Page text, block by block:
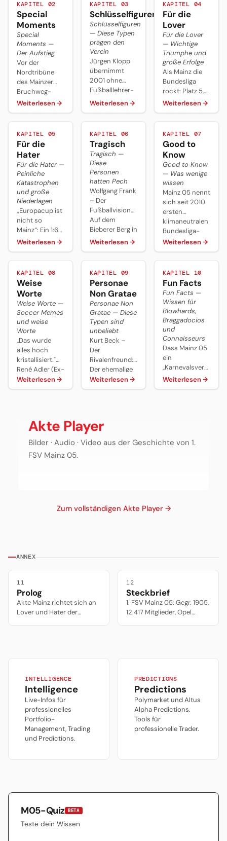
KAPITEL 02
Special
Moments
Special
Moments —
Der Aufstieg
Vor der
Nordtribüne
des Mainzer
Bruchweg-
Stadions steht
ein Mann im
Innenraum, der
mit seinem
cremefarbenen
Leder-Sakko
und
schwarzem
Hemd sofort
auffällt.
Weiterlesen→
KAPITEL 03
Schlüsselfiguren
Schlüsselfiguren
— Diese Typen
prägen den
Verein
Jürgen Klopp
übernimmt
2001 ohne
Fußballlehrer-
Lizenz, Thomas
für Europa,
Christian
Heidel ist 24
Jahre Manager,
Harald Strutz
29 Jahre
Präsident. Dazu
Dimo Wache,
André Schürrle
und Bo
Svensson.
Weiterlesen→
KAPITEL 04
Für die
Lover
Für die Lover
— Wichtige
Triumphe und
große Erfolge
Als Mainz die
Bundesliga
rockt: Platz 5,
58 Punkte, 18
Tordifferenz
bedeuten am
Saisonende
2010/11 die bis
heute beste
Ausbeute des 1.
Weiterlesen→
KAPITEL 05
Für die
Hater
Für die Hater —
Peinliche
Katastrophen
und große
Niederlagen
„Europacup ist
nicht so
Mainz“: Ein 1:6
beim RSC
(2015) ist
schlimmste
Pleite in einem
Europapokalspiel.
Weiterlesen→
KAPITEL 06
Tragisch
Tragisch —
Diese
Personen
hatten Pech
Wolfgang Frank
– Der
Fußballvisionär:
Auf dem
Bieberer Berg in
Offenbach wird
Offenbacher
Kickers gegen
die zweite
Mannschaft
von Mainz 05
eine
Schweigeminute
abgehalten.
Weiterlesen→
KAPITEL 07
Good to
Know
Good to Know
— Was wenige
wissen
Mainz 05 nennt
sich seit 2010
ersten
klimaneutralen
Bundesliga-
Klub, betreibt
eine
Solaranlage mit
700.000 kWh
Jahresertrag
auf der Arena,
spielt zur
Fastnacht im
Sondertrikot
und gilt als
Trainerschmiede
von Klopp bis
Svensson.
Weiterlesen→
KAPITEL 08
Weise
Worte
Weise Worte —
Soccer Memes
und weise
Worte
,,Das wurde
alles hoch
kristallisiert."
René Adler (Ex-
Torhüter von
Mainz 05)...
Weiterlesen→
KAPITEL 09
Personae
Non Gratae
Personae Non
Gratae — Diese
Typen sind
unbeliebt
Kurt Beck –
Der
Rivalenfreund:
Der ehemalige
Ministerpräsident
von Rheinland-
Fan der „Roten
Kaiserslautern.
Weiterlesen→
KAPITEL 10
Fun Facts
Fun Facts —
Wissen für
Blowhards,
Braggadocios
und
Connaisseurs
Dass Mainz 05
ein
,,Karnevalsverein“
ist und mit
Bereich
Weiterlesen→
Akte Player
Bilder · Audio · Video aus der Geschichte von 1.
FSV Mainz 05.
Zum vollständigen Akte Player →
ANNEX
11
Prolog
Akte Mainz richtet sich an
Lover und Hater der
12
Steckbrief
1. FSV Mainz 05: Gegr. 1905,
12.417 Mitglieder, Opel
INTELLIGENCE
Intelligence
Live-Infos für
professionelles
Portfolio-
Management, Trading
und Predictions.
PREDICTIONS
Predictions
Polymarket und Altus
Alpha Predictions.
Tools für
professionelle Trader.
M05-Quiz BETA
Teste dein Wissen